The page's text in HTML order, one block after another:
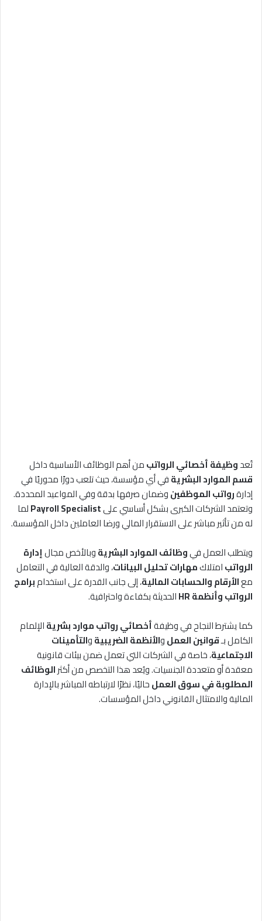
تُعدوظيفة أخصائي الرواتبمن أهم الوظائف الأساسية داخل
قسم الموارد البشريةفي أي مؤسسة، حيث تلعب دورًا محوريًا في
إدارةرواتب الموظفينوضمان صرفها بدقة وفي المواعيد المحددة.
وتعتمد الشركات الكبرى بشكل أساسي علىPayroll Specialistلما
له من تأثير مباشر على الاستقرار المالي ورضا العاملين داخل المؤسسة.
ويتطلب العمل فيوظائف الموارد البشريةوبالأخص مجالإدارة
الرواتبامتلاكمهارات تحليل البيانات، والدقة العالية في التعامل
معالأرقام والحسابات المالية، إلى جانب القدرة على استخدامبرامج
الرواتب وأنظمة HR
الحديثة بكفاءة واحترافية.
كما يشترط النجاح في وظيفةأخصائي رواتب موارد بشريةالإلمام
الكامل بـقوانين العملوالأنظمة الضريبيةوالتأمينات
الاجتماعية، خاصة في الشركات التي تعمل ضمن بيئات قانونية
معقدة أو متعددة الجنسيات. ويُعد هذا التخصص من أكثرالوظائف
المطلوبة في سوق العملحاليًا، نظرًا لارتباطه المباشر بالإدارة
المالية والامتثال القانوني داخل المؤسسات.